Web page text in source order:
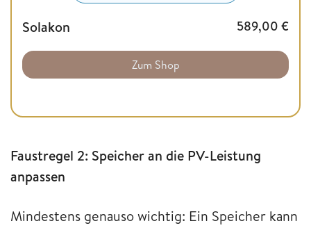
Solakon 589,00 €
Zum Shop
Faustregel 2: Speicher an die PV-Leistung
anpassen
Mindestens genauso wichtig: Ein Speicher kann